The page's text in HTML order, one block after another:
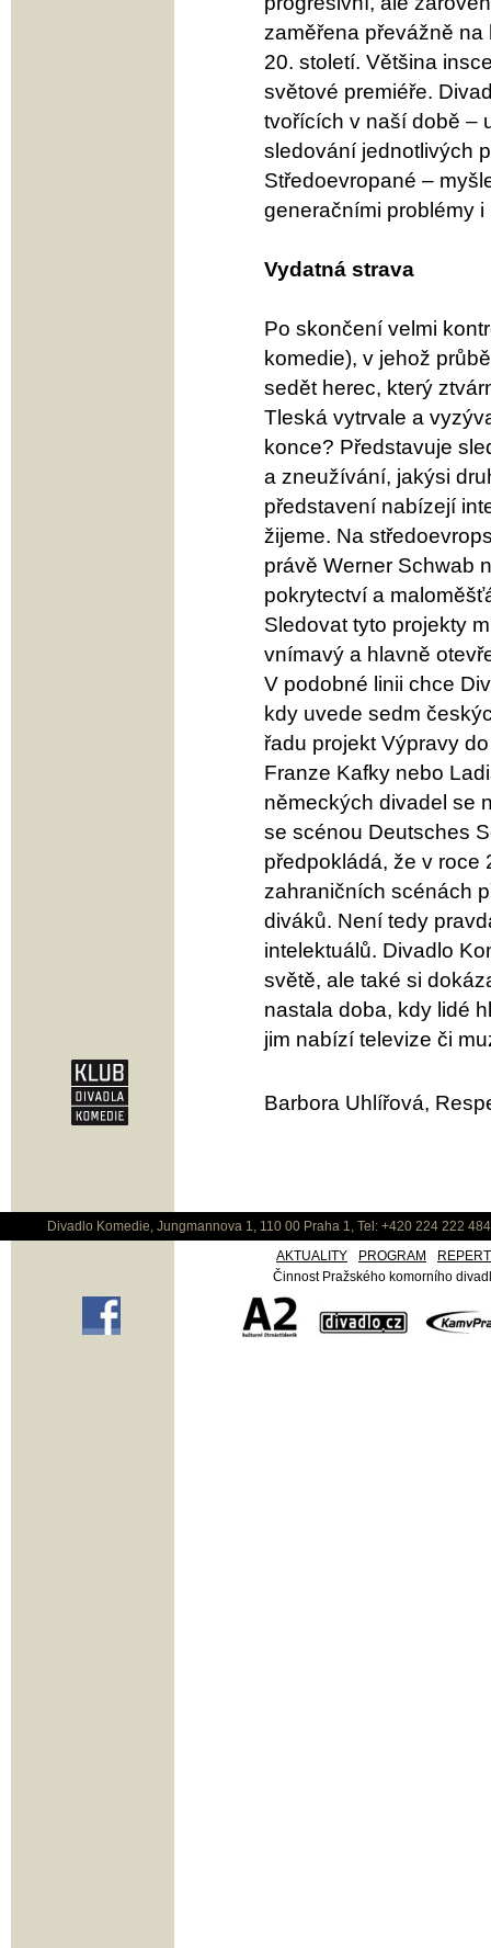
zaměřena převážně
20. století. Většina
světové premiéře.
tvořících v naší době –
sledování jednotlivých
Středoevropané –
generačními problémy
Vydatná strava
Po skončení velmi
komedie), v jehož
sedět herec, který
Tleská vytrvale a
konce? Představuje
a zneužívání, jakýsi
představení nabízejí
žijeme. Na
právě Werner Schwab
pokrytectví a
Sledovat tyto projekty
vnímavý a hlavně
V podobné linii chce
kdy uvede sedm
řadu projekt Výpravy
Franze Kafky nebo
německých divadel se
se scénou Deutsches
předpokládá, že v roce
zahraničních scénách
diváků. Není tedy
intelektuálů. Divadlo
světě, ale také si
nastala doba, kdy lidé
jim nabízí televize či
Barbora Uhlířová,
Divadlo Komedie, Jungmannova 1, 110 00 Praha 1, Tel: +420 224 222
AKTUALITY
PROGRAM
Činnost Pražského komorního